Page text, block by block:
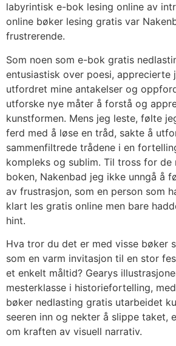
labyrintisk e-bok lesing online av
online bøker lesing gratis var
frustrerende.
Som noen som e-bok gratis
entusiastisk over poesi, apprecierte
utfordret mine antakelser og
utforske nye måter å forstå og
kunstformen. Mens jeg leste, følte
ferd med å løse en tråd, sakte å
sammenfiltrede trådene i en
kompleks og sublim. Til tross for de
boken, Nakenbad jeg ikke unngå å
av frustrasjon, som en person som
klart les gratis online men bare
hint.
Hva tror du det er med visse bøker
som en varm invitasjon til en stor
et enkelt måltid? Gearys
mesterklasse i historiefortelling,
bøker nedlasting gratis utarbeidet
seeren inn og nekter å slippe taket,
om kraften av visuell narrativ.